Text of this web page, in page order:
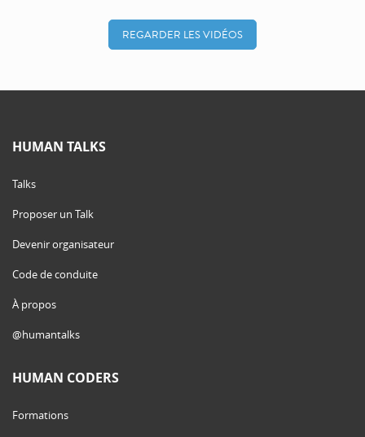
REGARDER LES VIDÉOS
HUMAN TALKS
Talks
Proposer un Talk
Devenir organisateur
Code de conduite
À propos
@humantalks
HUMAN CODERS
Formations